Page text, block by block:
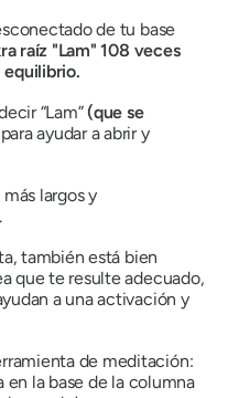
de tu base
raíz "Lam" 108 veces
equilibrio.
“Lam”(que se
ayudar a abrir y
largos y
.
también está bien
que te resulte adecuado,
a una activación y
de meditación:
en la base de la columna